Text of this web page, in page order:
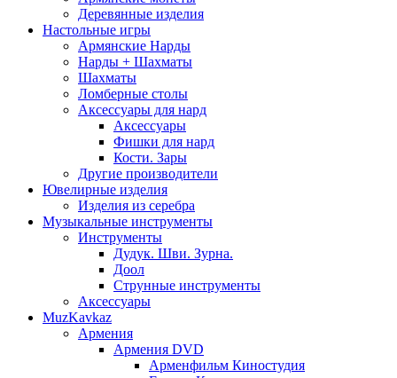
Деревянные изделия
Настольные игры
Армянские Нарды
Нарды + Шахматы
Шахматы
Ломберные столы
Аксессуары для нард
Аксессуары
Фишки для нард
Кости. Зары
Другие производители
Ювелирные изделия
Изделия из серебра
Музыкальные инструменты
Инструменты
Дудук. Шви. Зурна.
Доол
Струнные инструменты
Аксессуары
MuzKavkaz
Армения
Армения DVD
Арменфильм Киностудия